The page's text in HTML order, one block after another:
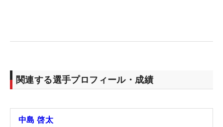
関連する選手プロフィール・成績
中島 啓太